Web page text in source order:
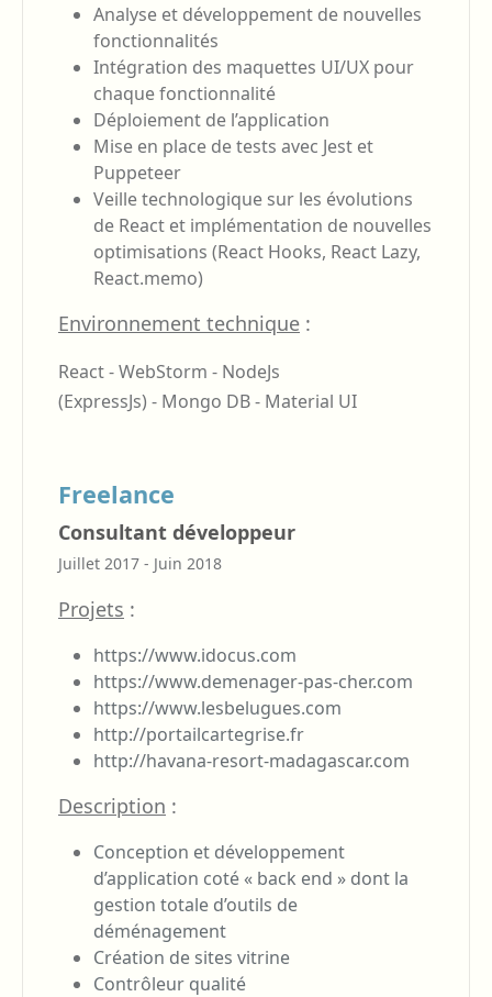
Analyse et développement de nouvelles
fonctionnalités
Intégration des maquettes UI/UX pour
chaque fonctionnalité
Déploiement de l’application
Mise en place de tests avec Jest et
Puppeteer
Veille technologique sur les évolutions
de React et implémentation de nouvelles
optimisations (React Hooks, React Lazy,
React.memo)
Environnement technique :
React - WebStorm - NodeJs
(ExpressJs) - Mongo DB - Material UI
Freelance
Consultant développeur
Juillet 2017 - Juin 2018
Projets :
https://www.idocus.com
https://www.demenager-pas-cher.com
https://www.lesbelugues.com
http://portailcartegrise.fr
http://havana-resort-madagascar.com
Description :
Conception et développement
d’application coté « back end » dont la
gestion totale d’outils de
déménagement
Création de sites vitrine
Contrôleur qualité